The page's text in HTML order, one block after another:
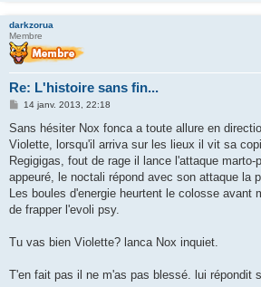
darkzorua
Membre
Re: L'histoire sans fin...
M
s
a
g
e
14 janv. 2013, 22:18
Sans hésiter Nox fonca a toute allure en
Violette, lorsqu'il arriva sur les lieux il vit sa
Regigigas, fout de rage il lance l'attaque marto-
appeuré, le noctali répond avec son attaque la
Les boules d'energie heurtent le colosse avant
de frapper l'evoli psy.
Tu vas bien Violette? lanca Nox inquiet.
T'en fait pas il ne m'as pas blessé. lui répondit